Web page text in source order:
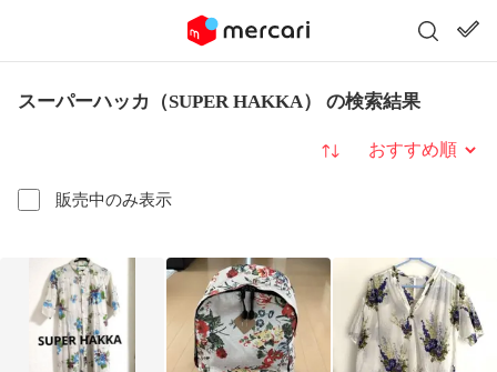
スーパーハッカ（SUPER HAKKA） の検索結果
販売中のみ表示
並び替え